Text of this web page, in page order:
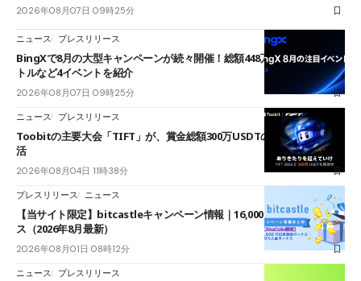
2026年08月07日 09時25分
ニュース プレスリリース
BingXで8月の大型キャンペーンが続々開催！総額448万USDT超のAIバ
トルなど4イベントを紹介
2026年08月07日 09時25分
ニュース プレスリリース
Toobitの主要大会「TIFT」が、賞金総額300万USDTのレースとして復
活
2026年08月04日 11時38分
プレスリリース ニュース
【当サイト限定】bitcastleキャンペーン情報｜16,000円口座開設ボーナ
ス（2026年8月最新）
2026年08月01日 08時12分
ニュース プレスリリース